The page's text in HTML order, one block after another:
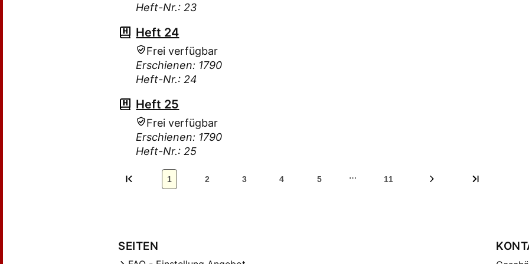
Heft-Nr.: 23
Heft 24
Frei verfügbar
Erschienen: 1790
Heft-Nr.: 24
Heft 25
Frei verfügbar
Erschienen: 1790
Heft-Nr.: 25
1 2 3 4 5 … 11
SEITEN